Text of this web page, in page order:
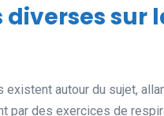
diverses sur
autour du sujet,
par des exercices de